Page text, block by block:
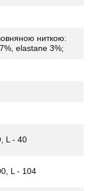
ниткою:
elastane 3%;
L - 40
L - 104